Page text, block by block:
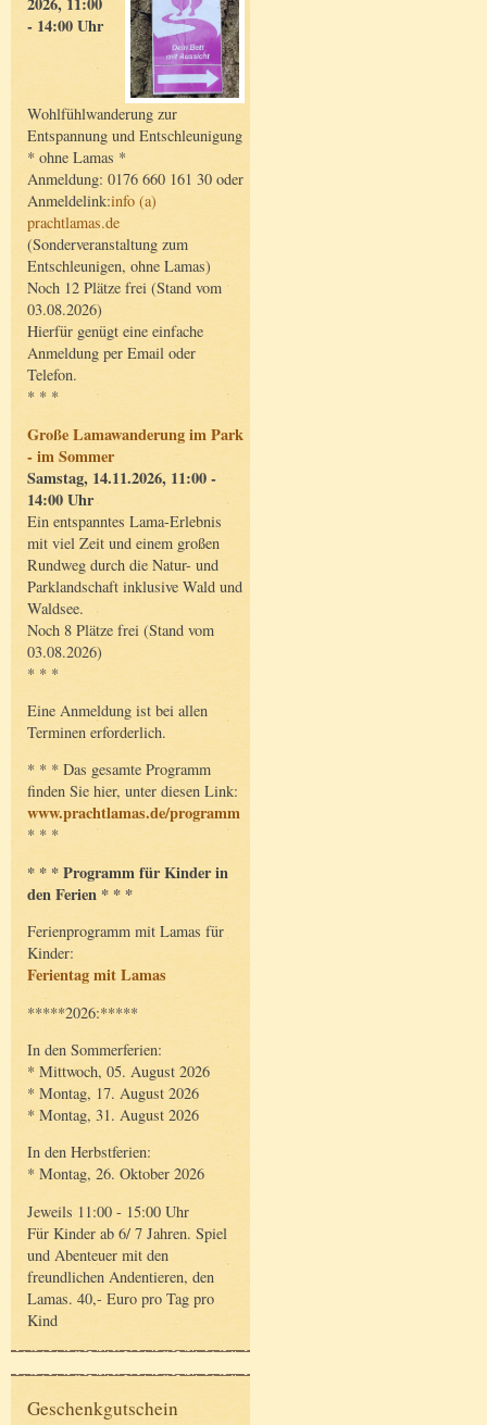
- 14:00 Uhr
Wohlfühlwanderung zur
Entspannung und Entschleunigung
* ohne Lamas *
Anmeldung: 0176 660 161 30 oder
Anmeldelink:info (a)
prachtlamas.de
(Sonderveranstaltung zum
Entschleunigen, ohne Lamas)
Noch 12 Plätze frei (Stand vom
03.08.2026)
Hierfür genügt eine einfache
Anmeldung per Email oder
Telefon.
* * *
Große Lamawanderung im Park
- im Sommer
Samstag, 14.11.2026, 11:00 -
14:00 Uhr
Ein entspanntes Lama-Erlebnis
mit viel Zeit und einem großen
Rundweg durch die Natur- und
Parklandschaft inklusive Wald und
Waldsee.
Noch 8 Plätze frei (Stand vom
03.08.2026)
* * *
Eine Anmeldung ist bei allen
Terminen erforderlich.
* * * Das gesamte Programm
finden Sie hier, unter diesen Link:
www.prachtlamas.de/programm
* * *
* * * Programm für Kinder in
den Ferien * * *
Ferienprogramm mit Lamas für
Kinder:
Ferientag mit Lamas
*****2026:*****
In den Sommerferien:
* Mittwoch, 05. August 2026
* Montag, 17. August 2026
* Montag, 31. August 2026
In den Herbstferien:
* Montag, 26. Oktober 2026
Jeweils 11:00 - 15:00 Uhr
Für Kinder ab 6/ 7 Jahren. Spiel
und Abenteuer mit den
freundlichen Andentieren, den
Lamas. 40,- Euro pro Tag pro
Kind
Geschenkgutschein